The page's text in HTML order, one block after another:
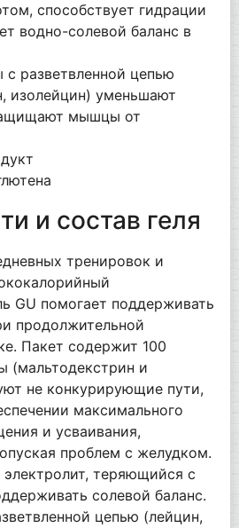
способствует гидрации
водно-солевой баланс в
разветвленной цепью
изолейцин) уменьшают
мышцы от
и состав геля
тренировок и
GU помогает поддерживать
продолжительной
Пакет содержит 100
(мальтодекстрин и
не конкурирующие пути,
максимального
и усваивания,
проблем с желудком.
теряющийся с
солевой баланс.
цепью (лейцин,